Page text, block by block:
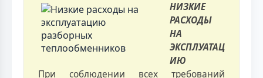
НИЗКИЕ
РАСХОДЫ
НА
ЭКСПЛУАТАЦ
ИЮ
При соблюдении всех требований